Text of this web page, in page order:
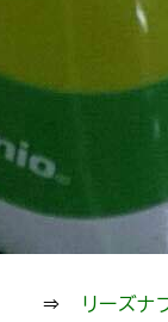
⇒ リーズナ